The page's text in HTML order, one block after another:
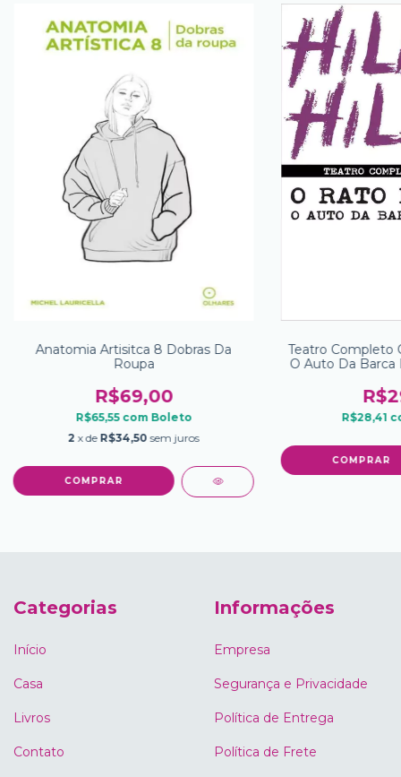
Anatomia Artisitca 8 Dobras Da
Roupa
R$69,00
R$65,55 com Boleto
2 x de R$34,50 sem juros
Teatro Completo
O Auto Da Barca
R$28,41
Categorias
Início
Casa
Livros
Contato
Informações
Empresa
Segurança e Privacidade
Política de Entrega
Política de Frete